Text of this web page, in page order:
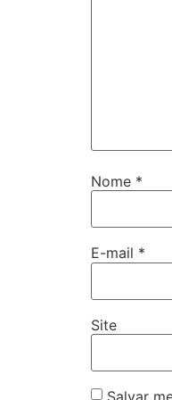
Nome *
E-mail *
Site
Salvar